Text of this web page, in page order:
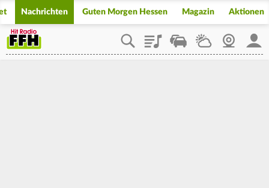
Nachrichten Guten Morgen Hessen Magazin Aktionen
PlaylistStaupilotWetterWebcam